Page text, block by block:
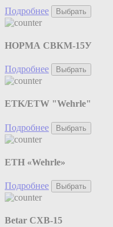
Подробнее Выбрать
НОРМА СВКМ-15У
Подробнее Выбрать
ETK/ETW "Wehrle"
Подробнее Выбрать
ETH «Wehrle»
Подробнее Выбрать
Betar СХВ-15